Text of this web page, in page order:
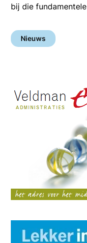
bij die
Nieuws